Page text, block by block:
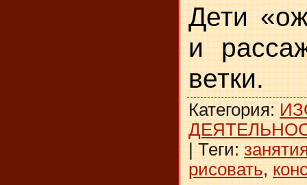
Дети
и
ветки.
Категория:
| Теги:
рисовать,